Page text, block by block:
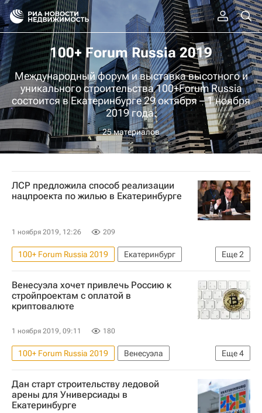
100+ Forum Russia 2019
Международный форум и выставка высотного и
уникального строительства 100+Forum Russia
состоится в Екатеринбурге 29 октября – 1 ноября
2019 года.
25 материалов
ЛСР предложила способ реализации
нацпроекта по жилью в Екатеринбурге
1 ноября 2019, 12:26 209
Еще2
100+ Forum Russia 2019
Екатеринбург
ЛСР
Жилье
Венесуэла хочет привлечь Россию к
стройпроектам с оплатой в
криптовалюте
1 ноября 2019, 09:11 180
Еще4
100+ Forum Russia 2019
Венесуэла
Строительство
Владимир Якушев
Россия
Дан старт строительству ледовой
арены для Универсиады в
Екатеринбурге